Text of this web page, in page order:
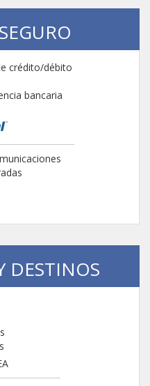
crédito/débito
bancaria
DESTINOS